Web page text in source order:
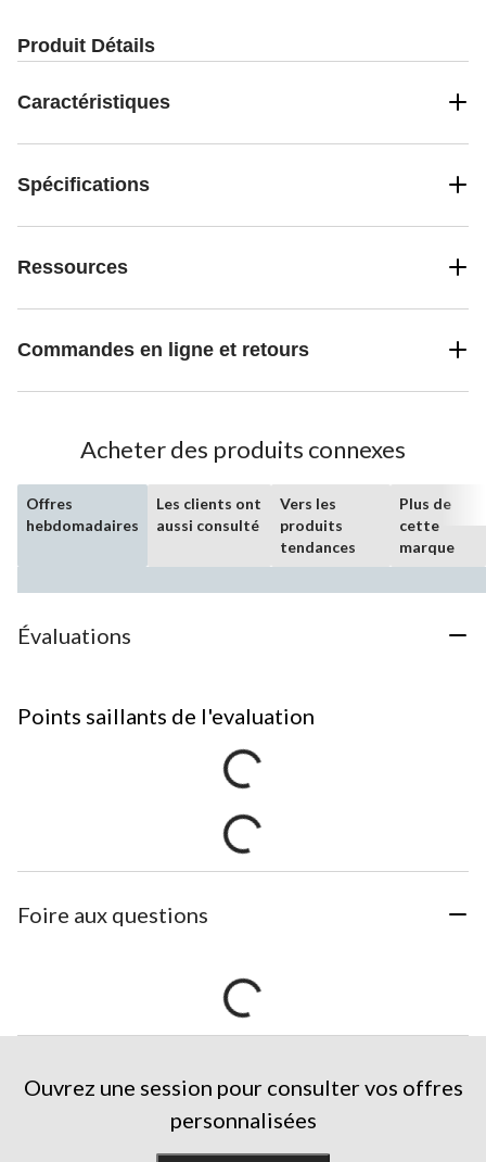
Produit Détails
Caractéristiques
Spécifications
Ressources
Commandes en ligne et retours
Acheter des produits connexes
Offres
hebdomadaires
Les clients ont
aussi consulté
Vers les
produits
tendances
Plus de
cette
marque
Évaluations
Points saillants de l'evaluation
Foire aux questions
Ouvrez une session pour consulter vos offres
personnalisées